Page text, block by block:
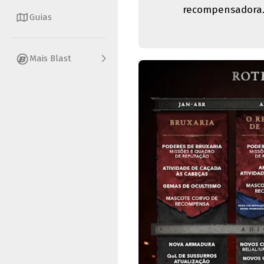
Guias
Mais Blast
recompensadora.